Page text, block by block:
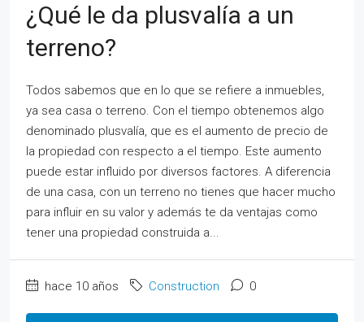
¿Qué le da plusvalía a un
terreno?
Todos sabemos que en lo que se refiere a inmuebles,
ya sea casa o terreno. Con el tiempo obtenemos algo
denominado plusvalía, que es el aumento de precio de
la propiedad con respecto a el tiempo. Este aumento
puede estar influido por diversos factores. A diferencia
de una casa, con un terreno no tienes que hacer mucho
para influir en su valor y además te da ventajas como
tener una propiedad construida a...
hace 10 años Construction 0